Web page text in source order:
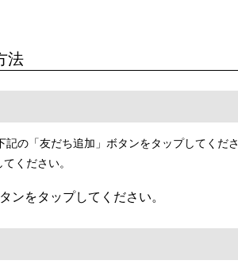
法
の「友だち追加」ボタンをタップしてくだ
ください。
ンをタップしてください。